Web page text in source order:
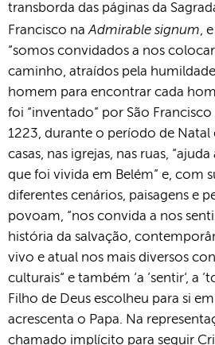
transborda das páginas da
Francisco naAdmirable signum,
“somos convidados a nos
caminho, atraídos pela
homem para encontrar cada
foi “inventado” por São
1223, durante o período de Natal
casas, nas igrejas, nas ruas,
que foi vivida em Belém” e, com
diferentes cenários, paisagens e
povoam, “nos convida a nos
história da salvação,
vivo e atual nos mais diversos
culturais“ e também ‘a ’sentir‘, a
Filho de Deus escolheu para si
acrescenta o Papa. Na
chamado implícito para seguir